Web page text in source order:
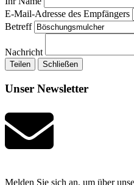
E-Mail-Adresse des Empfängers
Betreff
Nachricht
Teilen Schließen
Unser Newsletter
Melden Sie sich an, um über